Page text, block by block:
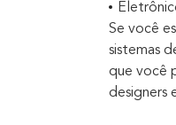
Se você
sistemas
que você
designers